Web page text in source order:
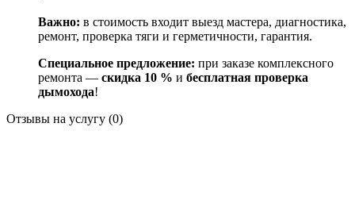
Важно: в стоимость входит выезд мастера, диагностика,
ремонт, проверка тяги и герметичности, гарантия.
Специальное предложение: при заказе комплексного
ремонта — скидка 10 % и бесплатная проверка
дымохода!
Отзывы на услугу (0)